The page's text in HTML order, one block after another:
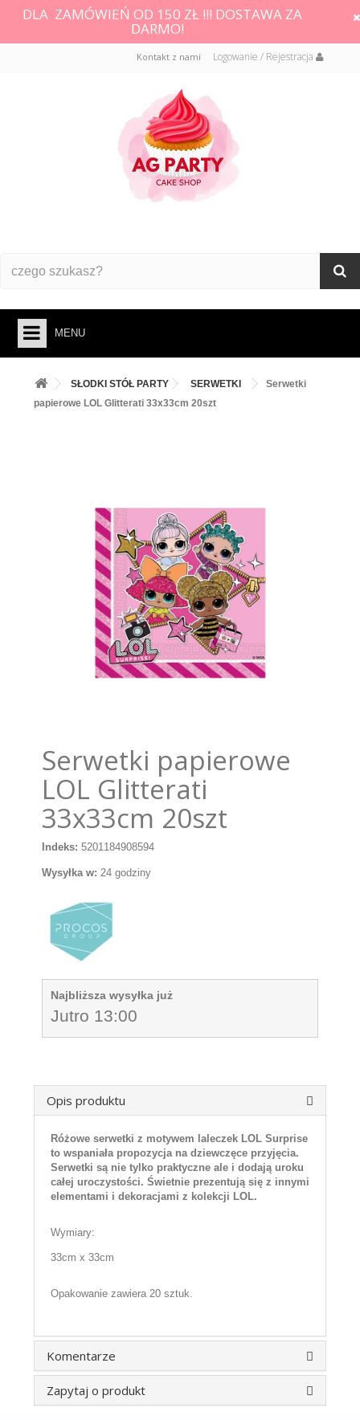
DLA ZAMÓWIEŃ OD 150 ZŁ !!! DOSTAWA ZA
DARMO!
Logowanie / Rejestracja
Kontakt z nami
MENU
PIECZENIE
PODKŁADY /PRZEKŁADKI/WSPORNIKI/BANKETÓWKI
SŁODKI STÓŁ PARTY SERWETKI
Serwetki
papierowe LOL Glitterati 33x33cm 20szt
Serwetki papierowe
LOL Glitterati
33x33cm 20szt
Indeks: 5201184908594
Wysyłka w: 24 godziny
Najbliższa wysyłka już
Jutro 13:00
Opis produktu
Różowe serwetki z motywem laleczek LOL Surprise
to wspaniała propozycja na dziewczęce przyjęcia.
Serwetki są nie tylko praktyczne ale i dodają uroku
całej uroczystości. Świetnie prezentują się z innymi
elementami i dekoracjami z kolekcji LOL.
Wymiary:
33cm x 33cm
Opakowanie zawiera 20 sztuk.
Komentarze
Zapytaj o produkt